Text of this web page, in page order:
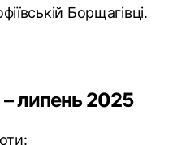
Борщагівці.
– липень 2025